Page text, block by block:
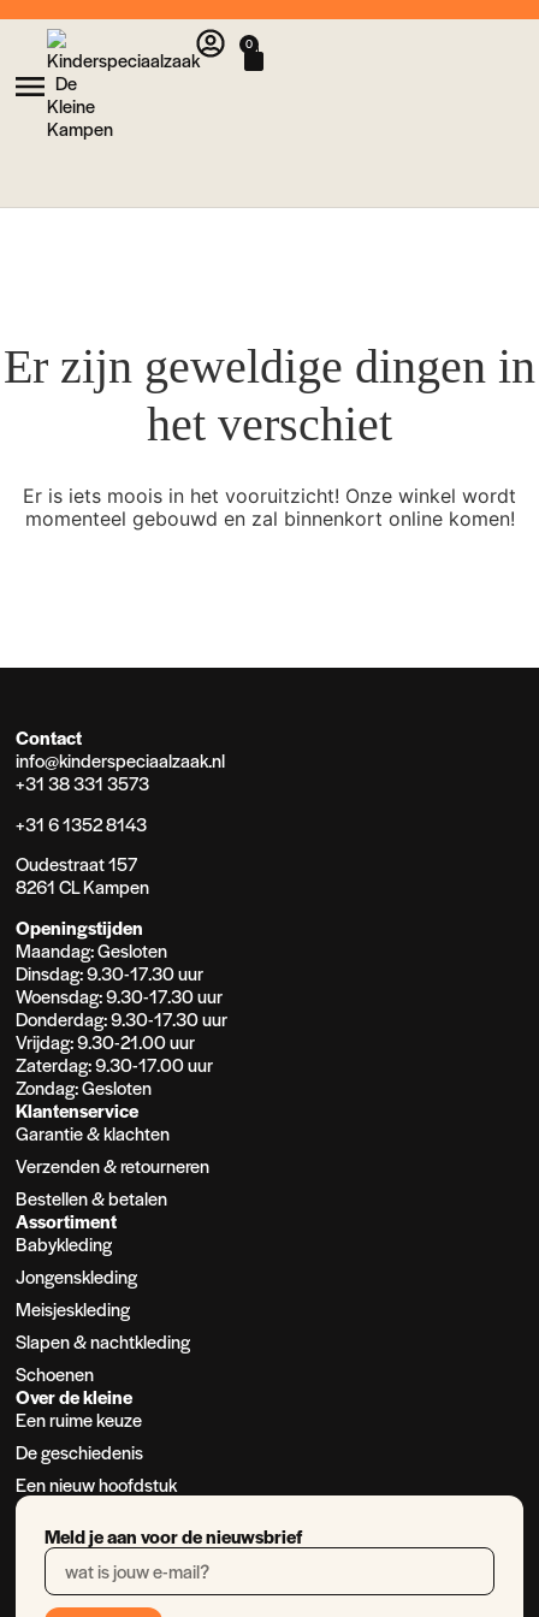
0
Er zijn geweldige dingen in
het verschiet
Er is iets moois in het vooruitzicht! Onze winkel wordt
momenteel gebouwd en zal binnenkort online komen!
Contact
info@kinderspeciaalzaak.nl
+31 38 331 3573
+31 6 1352 8143
Oudestraat 157
8261 CL Kampen
Openingstijden
Maandag: Gesloten
Dinsdag: 9.30-17.30 uur
Woensdag: 9.30-17.30 uur
Donderdag: 9.30-17.30 uur
Vrijdag: 9.30-21.00 uur
Zaterdag: 9.30-17.00 uur
Zondag: Gesloten
Klantenservice
Garantie & klachten
Verzenden & retourneren
Bestellen & betalen
Assortiment
Babykleding
Jongenskleding
Meisjeskleding
Slapen & nachtkleding
Schoenen
Over de kleine
Een ruime keuze
De geschiedenis
Een nieuw hoofdstuk
Meld je aan voor de nieuwsbrief